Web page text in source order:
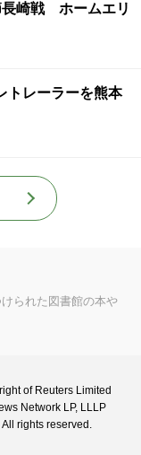
長崎戦 ホームエリ
トレーラーを熊本
られた図書館の本や
of Reuters Limited
Network LP, LLLP
rights reserved.